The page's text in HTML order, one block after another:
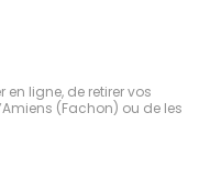
ligne, de retirer vos
(Fachon) ou de les